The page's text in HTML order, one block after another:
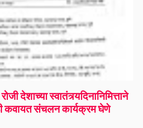
देशाच्या स्वातंत्र्यदिनानिमित्ताने
कवायत संचलन कार्यक्रम घेणे